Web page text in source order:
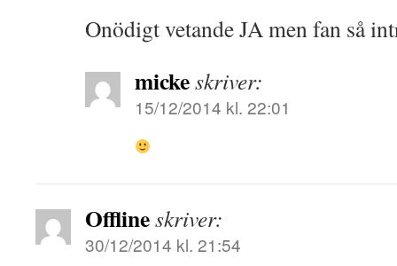
Onödigt vetande JA men fan så
mickeskriver:
15/12/2014 kl. 22:01
Offlineskriver:
30/12/2014 kl. 21:54